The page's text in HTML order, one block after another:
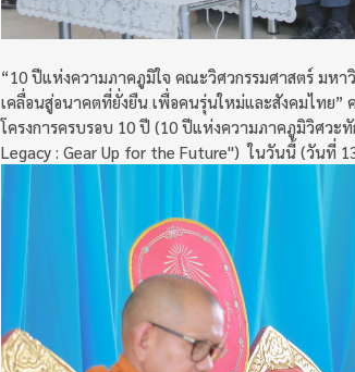
“10 ปีแห่งความภาคภูมิใจ คณะวิศวกรรมศาสตร์ มห
เคลื่อนสู่อนาคตที่ยั่งยืน เพื่อคนรุ่นใหม่และสังคมไทย
โครงการครบรอบ 10 ปี (10 ปีแห่งความภาคภูมิวิศวะ
Legacy : Gear Up for the Future") ในวันนี้ (วันที่